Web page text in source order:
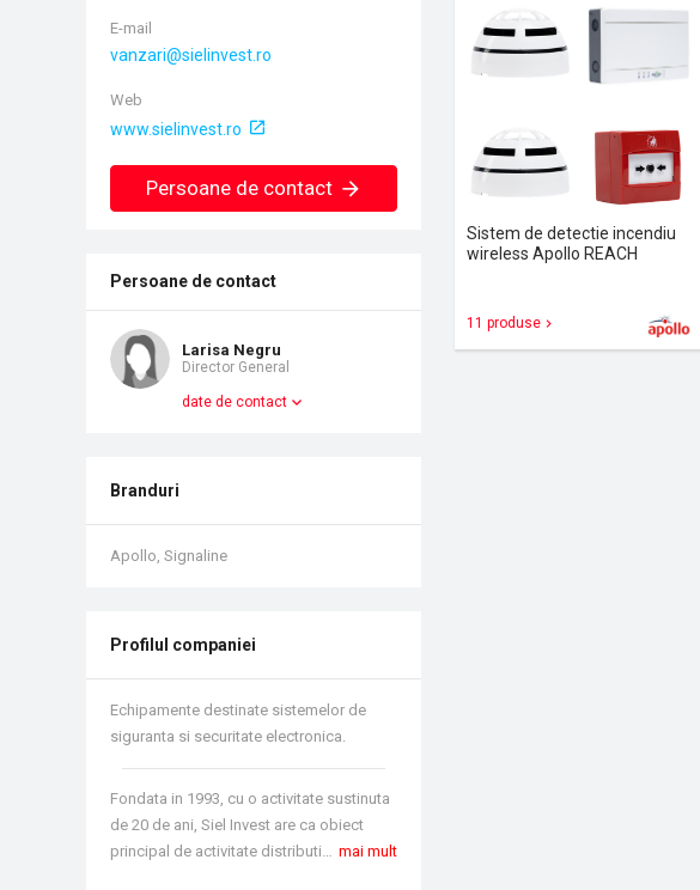
Sistem de detectie incendiu
wireless Apollo REACH
11 produse
E-mail
Web
www.sielinvest.ro
Persoane de contact
Persoane de contact
Larisa Negru
Director General
date de contact
Branduri
Apollo, Signaline
Profilul companiei
Echipamente destinate sistemelor de
siguranta si securitate electronica.
Fondata in 1993, cu o activitate sustinuta
de 20 de ani, Siel Invest are ca obiect
principal de activitate distributia de echipamente destinate sistemelor de siguranta si securitate electronica. Datorita unei orientari constante catre performanta, preocuparea pentru formarea unei piete locale la standarde inalte si indrumarea clientilor catre folosirea unor produse de calitate, Siel Invest se bucura de un grad ridicat de credibilitate si recunostere. Incepand cu anul 2008, Siel Invest s-a identificat ca Security Express Center, distributie care permite cumpararea la pret competitiv a oricarui produs necesar sistemelor de securitate electronica dintr-o singura sursa, in cel mai scurt timp. mai mult